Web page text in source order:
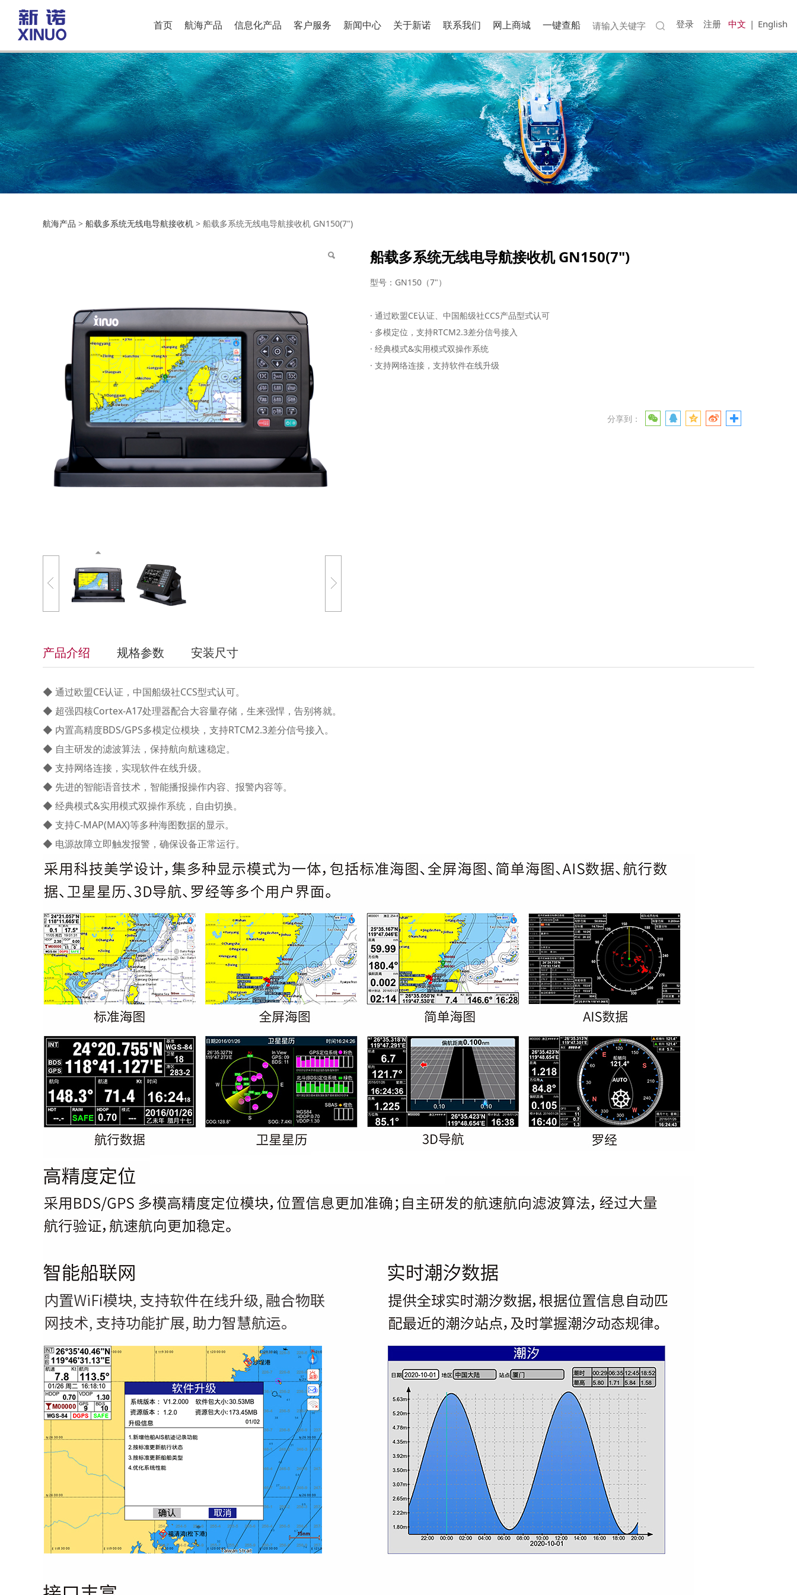
中文 | English
登录 注册
首页 航海产品 信息化产品 客户服务 新闻中心 关于新诺 联系我们 网上商城 一键查船
船载多系统无线电导航接收机 GN150(7")
航海产品 > 船载多系统无线电导航接收机 > 船载多系统无线电导航接收机 GN150(7")
船载多系统无线电导航接收机 GN150(7")
型号：GN150（7"）
· 通过欧盟CE认证、中国船级社CCS产品型式认可
· 多模定位，支持RTCM2.3差分信号接入
· 经典模式&实用模式双操作系统
· 支持网络连接，支持软件在线升级
分享到：
产品介绍 规格参数 安装尺寸
◆ 通过欧盟CE认证，中国船级社CCS型式认可。
◆ 超强四核Cortex-A17处理器配合大容量存储，生来强悍，告别将就。
◆ 内置高精度BDS/GPS多模定位模块，支持RTCM2.3差分信号接入。
◆ 自主研发的滤波算法，保持航向航速稳定。
◆ 支持网络连接，实现软件在线升级。
◆ 先进的智能语音技术，智能播报操作内容、报警内容等。
◆ 经典模式&实用模式双操作系统，自由切换。
◆ 支持C-MAP(MAX)等多种海图数据的显示。
◆ 电源故障立即触发报警，确保设备正常运行。